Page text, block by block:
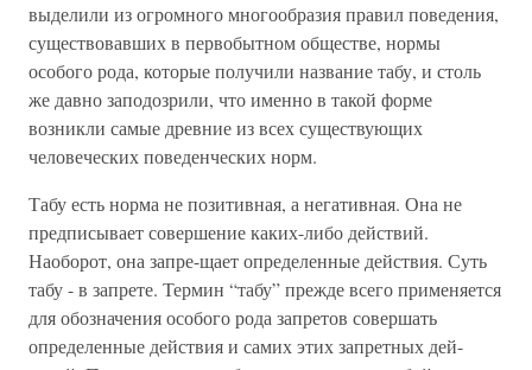
выделили из огромного многообразия правил поведения,
существовавших в первобытном обществе, нормы
особого рода, которые получили название табу, и столь
же давно заподозрили, что именно в такой форме
возникли самые древние из всех существующих
человеческих поведенческих норм.
Табу есть норма не позитивная, а негативная. Она не
предписывает совершение каких-либо действий.
Наоборот, она запре-щает определенные действия. Суть
табу - в запрете. Термин “табу” прежде всего применяется
для обозначения особого рода запретов совершать
определенные действия и самих этих запретных дей-